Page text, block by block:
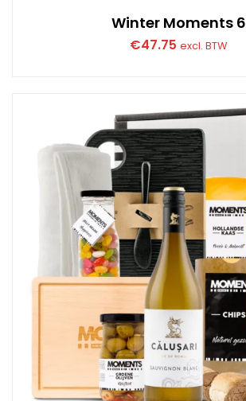
Winter Moments 6
€47.75 excl. BTW